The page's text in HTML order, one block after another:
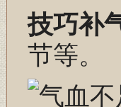
技巧补
节等。